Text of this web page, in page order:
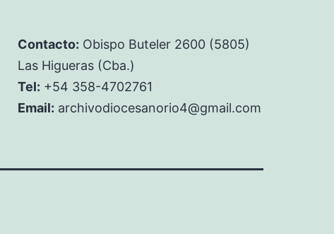
Contacto: Obispo Buteler 2600 (5805)
Las Higueras (Cba.)
Tel: +54 358-4702761
Email: archivodiocesanorio4@gmail.com